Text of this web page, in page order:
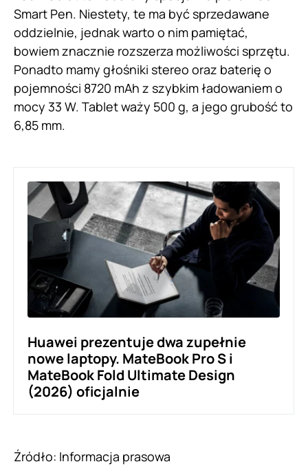
Smart Pen. Niestety, te ma być sprzedawane
oddzielnie, jednak warto o nim pamiętać,
bowiem znacznie rozszerza możliwości sprzętu.
Ponadto mamy głośniki stereo oraz baterię o
pojemności 8720 mAh z szybkim ładowaniem o
mocy 33 W. Tablet waży 500 g, a jego grubość to
6,85 mm.
Huawei prezentuje dwa zupełnie
nowe laptopy. MateBook Pro S i
MateBook Fold Ultimate Design
(2026) oficjalnie
Źródło: Informacja prasowa